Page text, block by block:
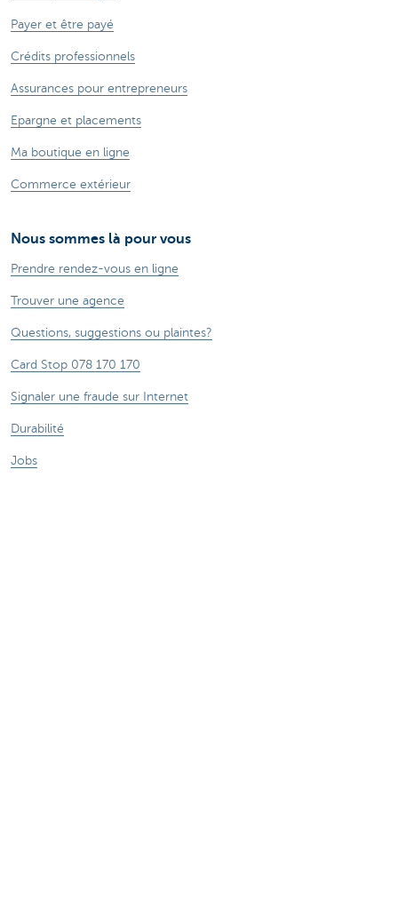
Payer et être payé
Crédits professionnels
Assurances pour entrepreneurs
Epargne et placements
Ma boutique en ligne
Commerce extérieur
Nous sommes là pour vous
Prendre rendez-vous en ligne
Trouver une agence
Questions, suggestions ou plaintes?
Card Stop 078 170 170
Signaler une fraude sur Internet
Durabilité
Jobs